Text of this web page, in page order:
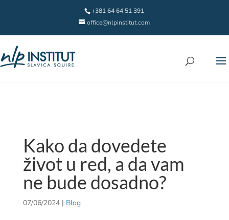
+381 64 64 51 391
office@nlpinstitut.com
Kako da dovedete
život u red, a da vam
ne bude dosadno?
07/06/2024| Blog